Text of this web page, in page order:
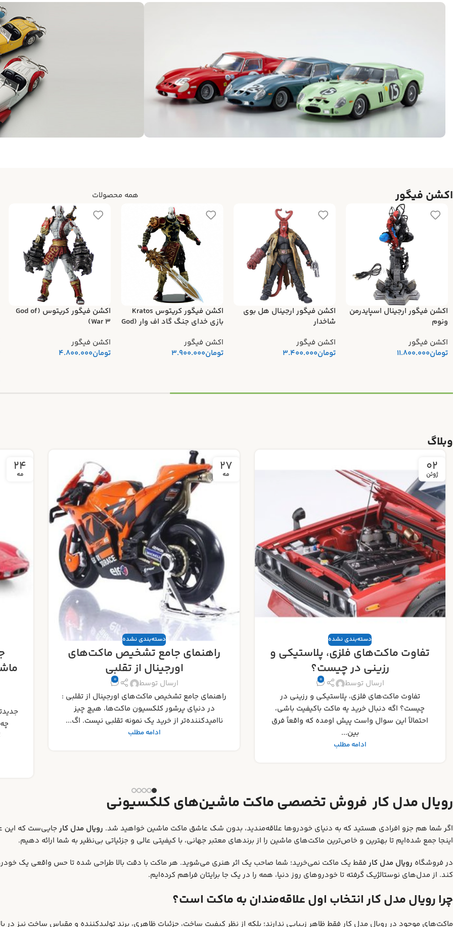
اکشن فیگور همه محصولات
اکشن فیگور ارجینال اسپایدرمن
ونوم
اکشن فیگور
تومان11.800.000
اکشن فیگور ارجینال هل بوی
شاخدار
اکشن فیگور
تومان3.400.000
اکشن فیگور کریتوس Kratos
بازی خدای جنگ گاد اف وار (God
اکشن فیگور
تومان3.900.000
اکشن فیگور کریتوس (God of
War 3)
اکشن فیگور
تومان4.800.000
وبلاگ
27
مه
دسته‌بندی نشده
راهنمای جامع تشخیص ماکت‌های
اورجینال از تقلبی
ارسال توسط 0
راهنمای جامع تشخیص ماکت‌های اورجینال از تقلبی :
در دنیای پرشور کلکسیون ماکت‌ها، هیچ چیز
ناامیدکننده‌تر از خرید یک نمونه تقلبی نیست. اگ...
ادامه مطلب
24
مه
دسته‌بندی نشده
جدیدترین رونمایی‌ های ماکت
ماشین ۲۰۲۵ : منتظر چه مدل‌هایی
باشیم؟
ارسال توسط 0
جدیدترین رونمایی‌ های ماکت ماشین ۲۰۲۵ : منتظر
چه مدل‌هایی باشیم؟ دنیای جذاب ماکت‌های
کلکسیونی همواره در حال تکامل و ارائه
18
مه
جامع
رویال مدل کار فروش تخصصی ماکت ماشین‌های کلکسیونی
اگر شما هم جزو افرادی هستید که به دنیای خودروها علاقه‌مندید، بدون شک عاشق ماکت ماشین خواهید شد. رویال مدل کار جایی‌ست که این
اینجا جمع شده‌ایم تا بهترین و خاص‌ترین ماکت‌های ماشین را از برندهای معتبر جهانی، با کیفیتی عالی و جزئیاتی بی‌نظیر به شما ارائه دهیم.
در فروشگاه رویال مدل کار فقط یک ماکت نمی‌خرید؛ شما صاحب یک اثر هنری می‌شوید. هر ماکت با دقت بالا طراحی شده تا حس واقعی یک
کند. از مدل‌های نوستالژیک گرفته تا خودروهای روز دنیا، همه را در یک جا برایتان فراهم کرده‌ایم.
چرا رویال مدل کار انتخاب اول علاقه‌مندان به ماکت است؟
ماکت‌های موجود در رویال مدل کار فقط ظاهر زیبایی ندارند؛ بلکه از نظر کیفیت ساخت، جزئیات ظاهری، برند تولیدکننده و مقیاس ساخت نیز در